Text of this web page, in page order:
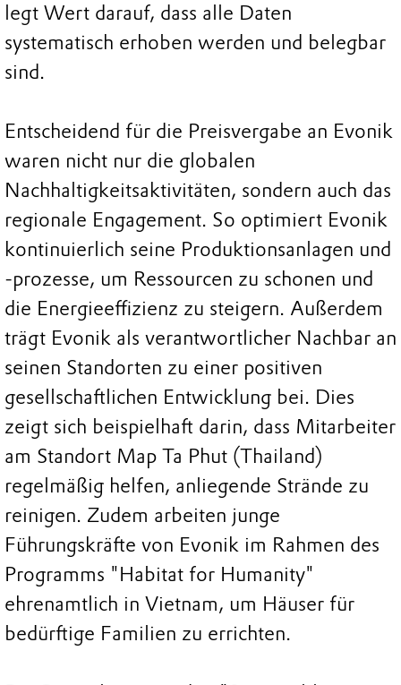
legt Wert darauf, dass alle Daten
systematisch erhoben werden und belegbar
sind.
Entscheidend für die Preisvergabe an Evonik
waren nicht nur die globalen
Nachhaltigkeitsaktivitäten, sondern auch das
regionale Engagement. So optimiert Evonik
kontinuierlich seine Produktionsanlagen und
-prozesse, um Ressourcen zu schonen und
die Energieeffizienz zu steigern. Außerdem
trägt Evonik als verantwortlicher Nachbar an
seinen Standorten zu einer positiven
gesellschaftlichen Entwicklung bei. Dies
zeigt sich beispielhaft darin, dass Mitarbeiter
am Standort Map Ta Phut (Thailand)
regelmäßig helfen, anliegende Strände zu
reinigen. Zudem arbeiten junge
Führungskräfte von Evonik im Rahmen des
Programms "Habitat for Humanity"
ehrenamtlich in Vietnam, um Häuser für
bedürftige Familien zu errichten.